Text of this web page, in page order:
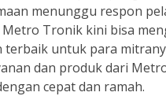
menunggu respon
Tronik kini bisa
terbaik untuk para
dan produk dari
cepat dan ramah.